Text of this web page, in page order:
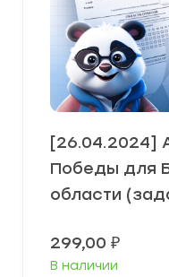
[26.04.2024]
Победы для
области
299,00 ₽
В наличии